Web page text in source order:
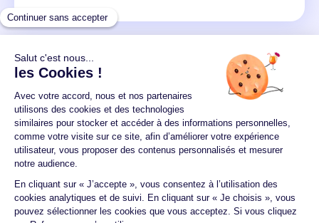
Un crédit vous engage et doit être remboursé.
Vérifiez vos capacités de remboursement avant de
vous engager.
Aucun versement, de quelque nature que ce soit, ne
peut être exigé d'un particulier avant l'obtention
d'un ou plusieurs prêts d'argent.